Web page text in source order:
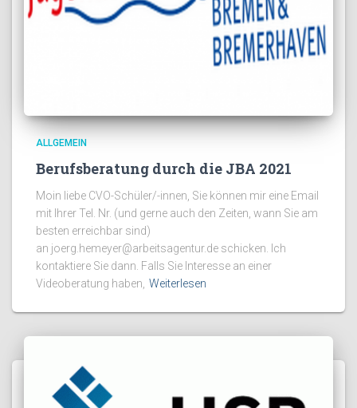
ALLGEMEIN
Berufsberatung durch die JBA 2021
Moin liebe CVO-Schüler/-innen, Sie können mir eine Email
mit Ihrer Tel. Nr. (und gerne auch den Zeiten, wann Sie am
besten erreichbar sind)
an joerg.hemeyer@arbeitsagentur.de schicken. Ich
kontaktiere Sie dann. Falls Sie Interesse an einer
Videoberatung haben, Weiterlesen